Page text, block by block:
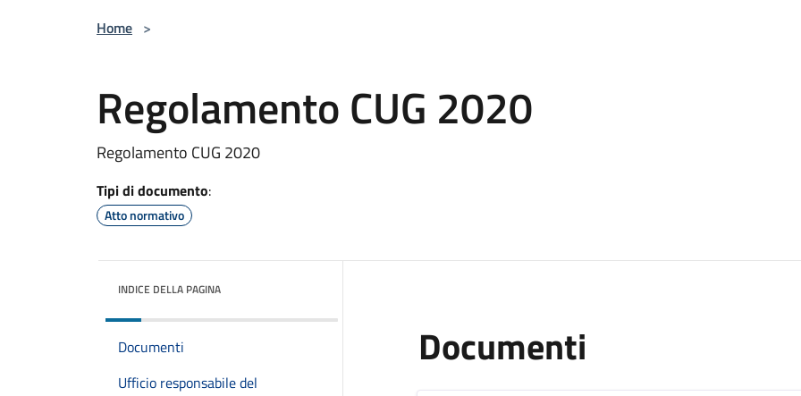
Home >
Regolamento CUG 2020
Regolamento CUG 2020
Tipi di documento:
Atto normativo
INDICE DELLA PAGINA
Documenti
Ufficio responsabile del
Documenti